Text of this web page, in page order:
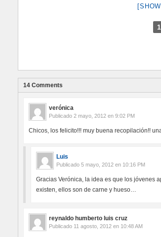
1
14 Comments
verónica
Publicado 2 mayo, 2012 en 9:02 PM
Chicos, los felicito!!! muy buena recopilación!!
Luis
Publicado 5 mayo, 2012 en 10:16 PM
Gracias Verónica, la idea es que los jóvenes
existen, ellos son de carne y hueso…
reynaldo humberto luis cruz
Publicado 11 agosto, 2012 en 10:48 AM